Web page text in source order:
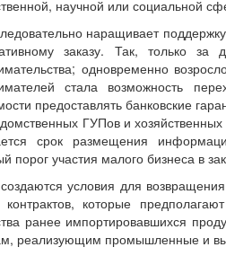
научной или социальной
наращивает
заказу. Так, только
одновременно
стала возможность
предоставлять банковские
ГУПов и хозяйственных
срок размещения
порог участия малого бизнеса в
условия для
которые
ранее импортировавшихся
реализующим промышленные и